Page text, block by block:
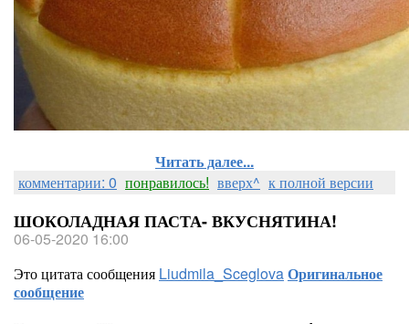
Читать далее...
комментарии: 0 понравилось! вверх^ к полной версии
ШОКОЛАДНАЯ ПАСТА- ВКУСНЯТИНА!
06-05-2020 16:00
Это цитата сообщения Liudmila_SceglovaОригинальное
сообщение